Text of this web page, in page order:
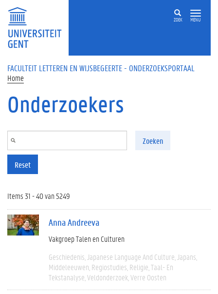
Overslaan en naar de inhoud gaan
ZOEK MENU
FACULTEIT LETTEREN EN WIJSBEGEERTE - ONDERZOEKSPORTAAL
Home
Onderzoekers
Zoeken
Reset
Items 31 - 40 van 5249
Anna Andreeva
Vakgroep Talen en Culturen
Geschiedenis Japanese Language And Culture Japans
Middeleeuwen Regiostudies Religie Taal- En
Tekstanalyse Veldonderzoek Verre Oosten